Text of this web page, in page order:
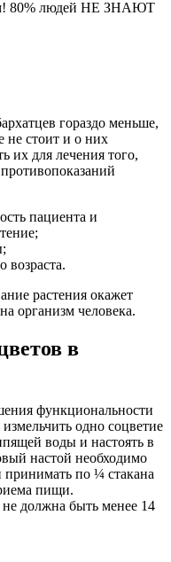
80% людей НЕ ЗНАЮТ
гораздо меньше,
не стоит и о них
их для лечения того,
пациента и
возраста.
растения окажет
организм человека.
в
функциональности
одно соцветие
воды и настоять в
настой необходимо
принимать по ¼ стакана
пищи.
должна быть менее 14